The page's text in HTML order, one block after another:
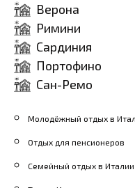
Верона
Римини
Сардиния
Портофино
Сан-Ремо
Молодёжный отдых в
Отдых для пенсионеров
Семейный отдых в Италии